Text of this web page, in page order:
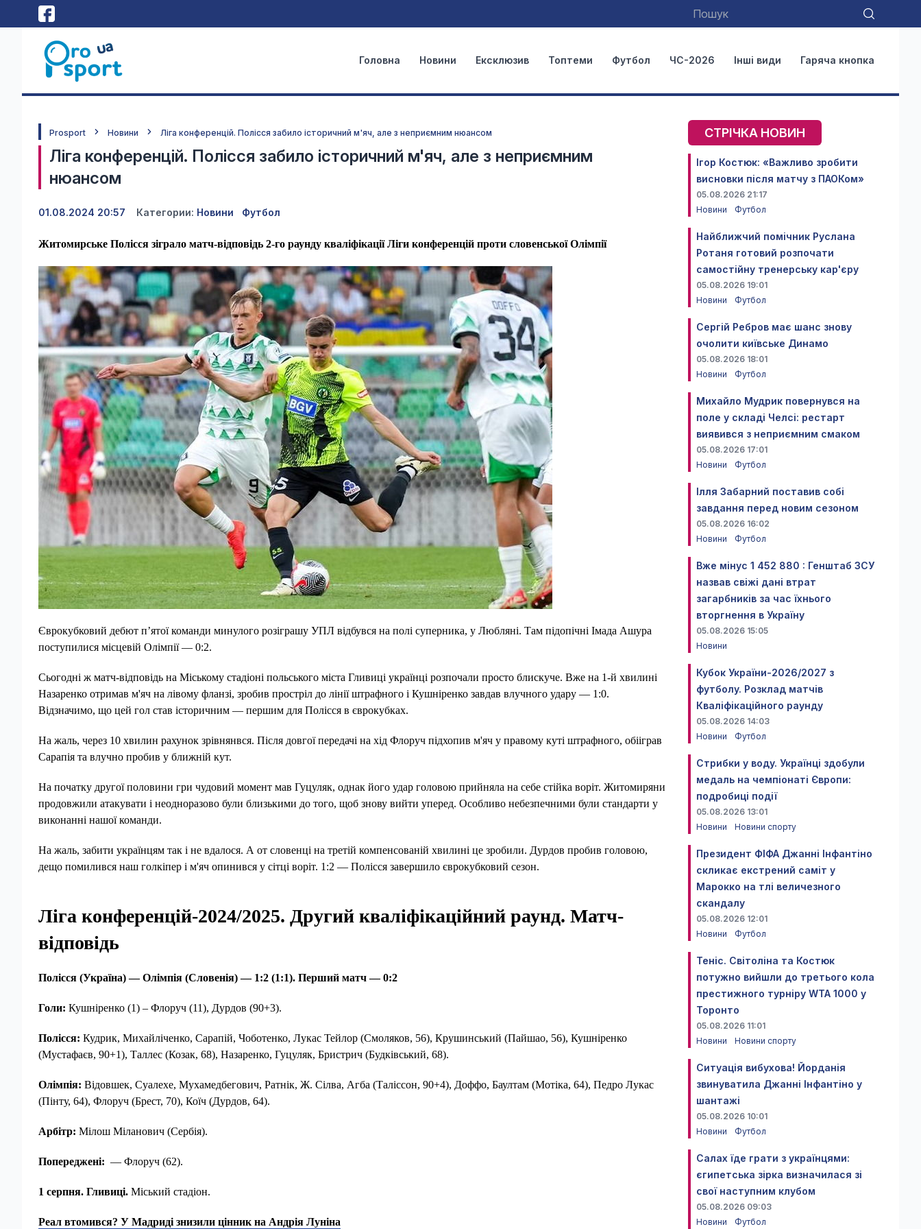
Головна Новини Ексклюзив Топтеми Футбол ЧС-2026 Інші види Гаряча кнопка
Prosport Новини Ліга конференцій. Полісся забило історичний м'яч, але з неприємним нюансом
Ліга конференцій. Полісся забило історичний м'яч, але з неприємним
нюансом
01.08.2024 20:57 Категории: Новини Футбол
Житомирське Полісся зіграло матч-відповідь 2-го раунду кваліфікації Ліги конференцій проти словенської Олімпії
Єврокубковий дебют п’ятої команди минулого розіграшу УПЛ відбувся на полі суперника, у Любляні. Там підопічні Імада Ашура
поступилися місцевій Олімпії — 0:2.
Сьогодні ж матч-відповідь на Міському стадіоні польського міста Гливиці українці розпочали просто блискуче. Вже на 1-й хвилині
Назаренко отримав м'яч на лівому фланзі, зробив простріл до лінії штрафного і Кушніренко завдав влучного удару — 1:0.
Відзначимо, що цей гол став історичним — першим для Полісся в єврокубках.
На жаль, через 10 хвилин рахунок зрівнянвся. Після довгої передачі на хід Флоруч підхопив м'яч у правому куті штрафного, обііграв
Сарапія та влучно пробив у ближній кут.
На початку другої половини гри чудовий момент мав Гуцуляк, однак його удар головою прийняла на себе стійка воріт. Житомиряни
продовжили атакувати і неодноразово були близькими до того, щоб знову вийти уперед. Особливо небезпечними були стандарти у
виконанні нашої команди.
На жаль, забити українцям так і не вдалося. А от словенці на третій компенсованій хвилині це зробили. Дурдов пробив головою,
дещо помилився наш голкіпер і м'яч опинився у сітці воріт. 1:2 — Полісся завершило єврокубковий сезон.
Ліга конференцій-2024/2025. Другий кваліфікаційний раунд. Матч-
відповідь
Полісся (Україна) — Олімпія (Словенія) — 1:2 (1:1). Перший матч — 0:2
Голи: Кушніренко (1) – Флоруч (11), Дурдов (90+3).
Полісся: Кудрик, Михайліченко, Сарапій, Чоботенко, Лукас Тейлор (Смоляков, 56), Крушинський (Пайшао, 56), Кушніренко
(Мустафаєв, 90+1), Таллес (Козак, 68), Назаренко, Гуцуляк, Бристрич (Будківський, 68).
Олімпія: Відовшек, Суалехе, Мухамедбегович, Ратнік, Ж. Сілва, Агба (Таліссон, 90+4), Доффо, Баултам (Мотіка, 64), Педро Лукас
(Пінту, 64), Флоруч (Брест, 70), Коїч (Дурдов, 64).
Арбітр: Мілош Міланович (Сербія).
Попереджені: — Флоруч (62).
1 серпня. Гливиці. Міський стадіон.
Реал втомився? У Мадриді знизили цінник на Андрія Луніна
СТРІЧКА НОВИН
Ігор Костюк: «Важливо зробити
висновки після матчу з ПАОКом»
05.08.2026 21:17
Новини
Футбол
Найближчий помічник Руслана
Ротаня готовий розпочати
самостійну тренерську кар'єру
05.08.2026 19:01
Новини
Футбол
Сергій Ребров має шанс знову
очолити київське Динамо
05.08.2026 18:01
Новини
Футбол
Михайло Мудрик повернувся на
поле у складі Челсі: рестарт
виявився з неприємним смаком
05.08.2026 17:01
Новини
Футбол
Ілля Забарний поставив собі
завдання перед новим сезоном
05.08.2026 16:02
Новини
Футбол
Вже мінус 1 452 880 : Генштаб ЗСУ
назвав свіжі дані втрат
загарбників за час їхнього
вторгнення в Україну
05.08.2026 15:05
Новини
Кубок України-2026/2027 з
футболу. Розклад матчів
Кваліфікаційного раунду
05.08.2026 14:03
Новини
Футбол
Стрибки у воду. Українці здобули
медаль на чемпіонаті Європи:
подробиці події
05.08.2026 13:01
Новини
Новини спорту
Президент ФІФА Джанні Інфантіно
скликає екстрений саміт у
Марокко на тлі величезного
скандалу
05.08.2026 12:01
Новини
Футбол
Теніс. Світоліна та Костюк
потужно вийшли до третього кола
престижного турніру WTA 1000 у
Торонто
05.08.2026 11:01
Новини
Новини спорту
Ситуація вибухова! Йорданія
звинуватила Джанні Інфантіно у
шантажі
05.08.2026 10:01
Новини
Футбол
Салах їде грати з українцями:
єгипетська зірка визначилася зі
свої наступним клубом
05.08.2026 09:03
Новини
Футбол